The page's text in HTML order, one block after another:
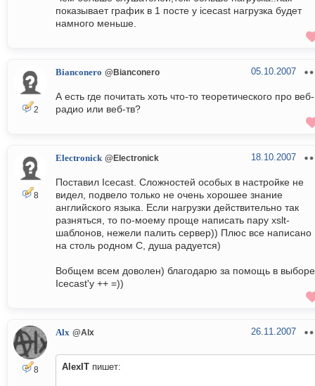
показывает график в 1 посте у icecast нагрузка будет
намного меньше.
2
Bianconero @Bianconero 05.10.2007
А есть где почитать хоть что-то теоретического про веб-
радио или веб-тв?
8
Electronick @Electronick 18.10.2007
Поставил Icecast. Сложностей особых в настройке не
видел, подвело только не очень хорошее знание
английского языка. Если нагрузки действительно так
разняться, то по-моему проще написать пару xslt-
шаблонов, нежели палить сервер)) Плюс все написано
на столь родном C, душа радуется)
Вобщем всем доволен) благодарю за помощь в
Icecast'у ++ =))
8
Alx @Alx 26.11.2007
AlexIT пишет: